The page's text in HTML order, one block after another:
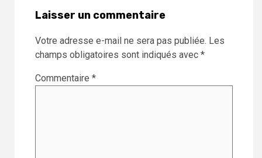
Laisser un commentaire
Votre adresse e-mail ne sera pas publiée. Les
champs obligatoires sont indiqués avec *
Commentaire *